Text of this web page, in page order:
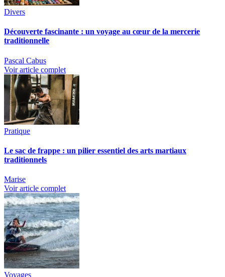
Divers
Découverte fascinante : un voyage au cœur de la mercerie
traditionnelle
Pascal Cabus
Voir article complet
Pratique
Le sac de frappe : un pilier essentiel des arts martiaux
traditionnels
Marise
Voir article complet
Voyages